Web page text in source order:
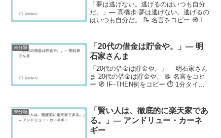
「夢は逃げない。逃げるのはいつも自分
だ。」— 高橋歩 夢は逃げない。逃げるの
はいつも自分だ。 📝 名言をコピー 🧭 IF–
ピー 𝕏で共有 効能...
未分類
「20代の借金は貯金や。」— 明
石家さんま
「20代の借金は貯金や。」— 明石家さん
ま 20代の借金は貯金や。 📝 名言をコピ
ー 🧭 IF–THEN例をコピー ⏱ 1分タイマ
ト） 失敗・負債の...
未分類
「賢い人は、徹底的に楽天家であ
る。」— アンドリュー・カーネ
ギー